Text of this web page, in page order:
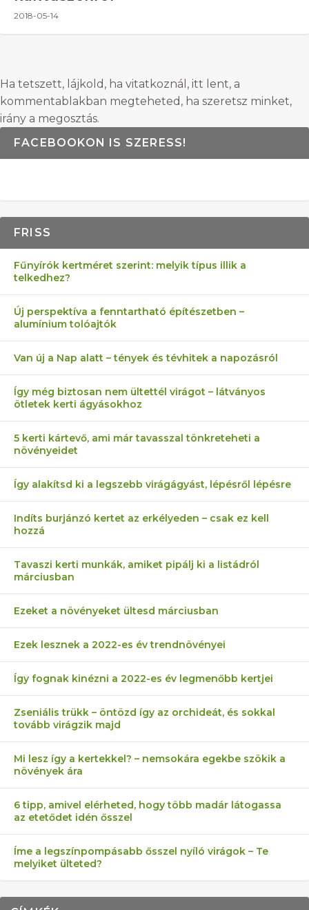
2018-05-14
Ha tetszett, lájkold, ha vitatkoznál, itt lent, a
kommentablakban megteheted, ha szeretsz minket,
irány a megosztás.
FACEBOOKON IS SZERESS!
FRISS
Fűnyírók kertméret szerint: melyik típus illik a
telkedhez?
Új perspektíva a fenntartható építészetben –
alumínium tolóajtók
Van új a Nap alatt – tények és tévhitek a napozásról
Így még biztosan nem ültettél virágot – látványos
ötletek kerti ágyásokhoz
5 kerti kártevő, ami már tavasszal tönkreteheti a
növényeidet
Így alakítsd ki a legszebb virágágyást, lépésről lépésre
Indíts burjánzó kertet az erkélyeden – csak ez kell
hozzá
Tavaszi kerti munkák, amiket pipálj ki a listádról
márciusban
Ezeket a növényeket ültesd márciusban
Ezek lesznek a 2022-es év trendnövényei
Így fognak kinézni a 2022-es év legmenőbb kertjei
Zseniális trükk – öntözd így az orchideát, és sokkal
tovább virágzik majd
Mi lesz így a kertekkel? – nemsokára egekbe szökik a
növények ára
6 tipp, amivel elérheted, hogy több madár látogassa
az etetődet idén ősszel
Íme a legszínpompásabb ősszel nyíló virágok – Te
melyiket ülteted?